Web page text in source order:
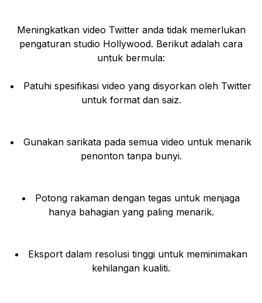
Meningkatkan video Twitter anda tidak memerlukan
pengaturan studio Hollywood. Berikut adalah cara
untuk bermula:
Patuhi spesifikasi video yang disyorkan oleh Twitter
untuk format dan saiz.
Gunakan sarikata pada semua video untuk menarik
penonton tanpa bunyi.
Potong rakaman dengan tegas untuk menjaga
hanya bahagian yang paling menarik.
Eksport dalam resolusi tinggi untuk meminimakan
kehilangan kualiti.